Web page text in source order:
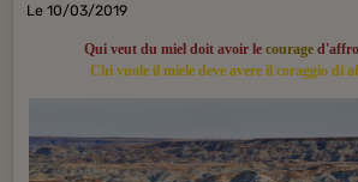
Le 10/03/2019
Qui veut du miel doit avoir le courage
Chi vuole il miele deve avere il coraggio di